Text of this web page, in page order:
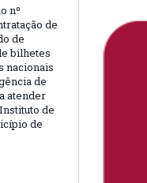
nº
de
de
bilhetes
nacionais
de
atender
de
de